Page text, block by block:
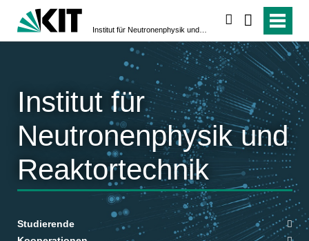
Institut für
Neutronenphysik und
Reaktortechnik
Studierende